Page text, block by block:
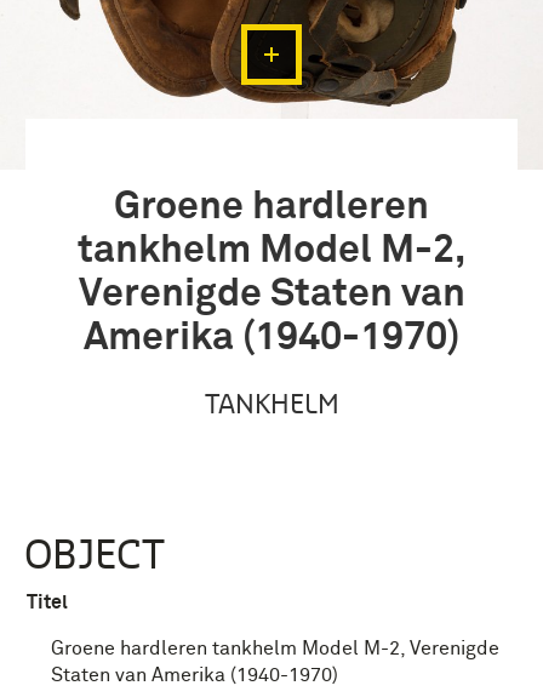
Groene hardleren
tankhelm Model M-2,
Verenigde Staten van
Amerika (1940-1970)
TANKHELM
OBJECT
Titel
Groene hardleren tankhelm Model M-2, Verenigde
Staten van Amerika (1940-1970)